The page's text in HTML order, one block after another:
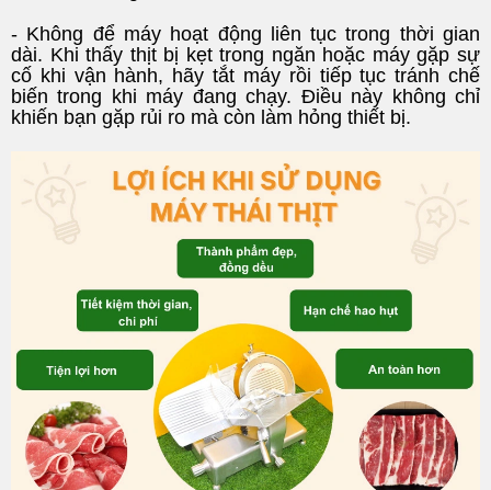
- Không để máy hoạt động liên tục trong thời gian
dài. Khi thấy thịt bị kẹt trong ngăn hoặc máy gặp sự
cố khi vận hành, hãy tắt máy rồi tiếp tục tránh chế
biến trong khi máy đang chạy. Điều này không chỉ
khiến bạn gặp rủi ro mà còn làm hỏng thiết bị.